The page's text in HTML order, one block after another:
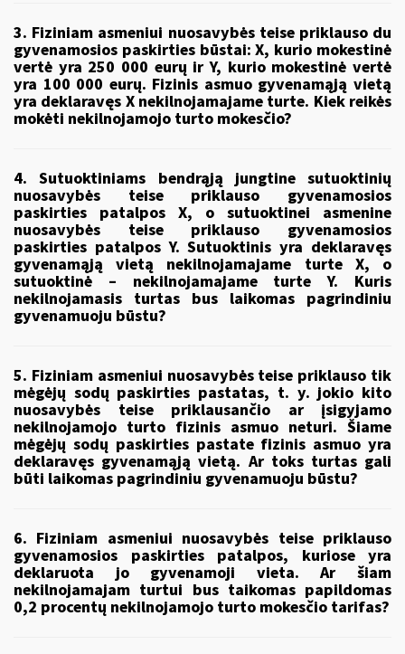
3. Fiziniam asmeniui nuosavybės teise priklauso du
gyvenamosios paskirties būstai: X, kurio mokestinė
vertė yra 250 000 eurų ir Y, kurio mokestinė vertė
yra 100 000 eurų. Fizinis asmuo gyvenamąją vietą
yra deklaravęs X nekilnojamajame turte. Kiek reikės
mokėti nekilnojamojo turto mokesčio?
4. Sutuoktiniams bendrąją jungtine sutuoktinių
nuosavybės teise priklauso gyvenamosios
paskirties patalpos X, o sutuoktinei asmenine
nuosavybės teise priklauso gyvenamosios
paskirties patalpos Y. Sutuoktinis yra deklaravęs
gyvenamąją vietą nekilnojamajame turte X, o
sutuoktinė – nekilnojamajame turte Y. Kuris
nekilnojamasis turtas bus laikomas pagrindiniu
gyvenamuoju būstu?
5. Fiziniam asmeniui nuosavybės teise priklauso tik
mėgėjų sodų paskirties pastatas, t. y. jokio kito
nuosavybės teise priklausančio ar įsigyjamo
nekilnojamojo turto fizinis asmuo neturi. Šiame
mėgėjų sodų paskirties pastate fizinis asmuo yra
deklaravęs gyvenamąją vietą. Ar toks turtas gali
būti laikomas pagrindiniu gyvenamuoju būstu?
6. Fiziniam asmeniui nuosavybės teise priklauso
gyvenamosios paskirties patalpos, kuriose yra
deklaruota jo gyvenamoji vieta. Ar šiam
nekilnojamajam turtui bus taikomas papildomas
0,2 procentų nekilnojamojo turto mokesčio tarifas?